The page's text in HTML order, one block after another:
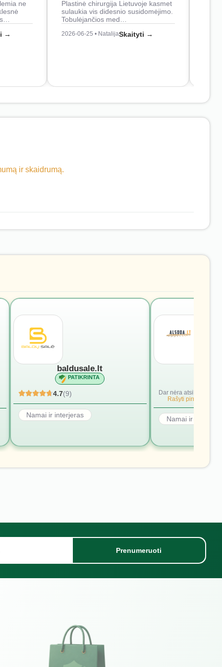
ne
→
Plastinė chirurgija Lietuvoje kasmet
sulaukia vis didesnio susidomėjimo.
Tobulėjančios med…
2026-06-25 • NatalijaSkaityti →
ir skaidrumą.
baldusale.lt
PATIKRINTA
4.7(9)
Namai ir interjeras
Dar nėra atsiliepimų.
Rašyti pirmąjį.
Namai ir
Prenumeruoti